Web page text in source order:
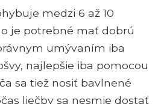
medzi 6 až 10
je potrebné mať dobrú
umývaním iba
najlepšie iba pomocou
sa tiež nosiť bavlnené
liečby sa nesmie dostať